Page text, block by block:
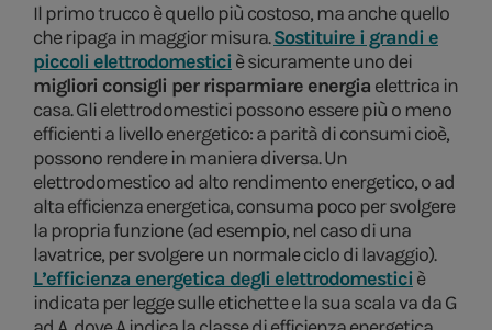
Il primo trucco è quello più costoso, ma anche quello
che ripaga in maggior misura.Sostituire i grandi e
piccoli elettrodomesticiè sicuramente uno dei
migliori consigli per risparmiare energia elettrica in
casa. Gli elettrodomestici possono essere più o meno
efficienti a livello energetico: a parità di consumi cioè,
possono rendere in maniera diversa. Un
elettrodomestico ad alto rendimento energetico, o ad
alta efficienza energetica, consuma poco per svolgere
la propria funzione (ad esempio, nel caso di una
lavatrice, per svolgere un normale ciclo di lavaggio).
L’efficienza energetica degli elettrodomesticiè
indicata per legge sulle etichette e la sua scala va da G